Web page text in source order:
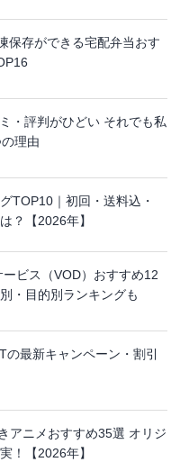
保存ができる宅配弁当おす
・評判がひどい それでも私
理由
TOP10｜初回・送料込・
？【2026年】
ービス（VOD）おすすめ12
・目的別ランキングも
の最新キャンペーン・割引
アニメおすすめ35選 オリジ
！【2026年】